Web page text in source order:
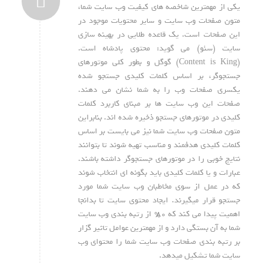
یکی از مهمترین شاخصه های کیفیت وب سایت شما،
متون صفحات وب سایت و سایر محتویات موجود در
این صفحات است. یک قاعده طلایی در بهینه سازی
سایت (سئو) می گوید: محتوی پادشاه است.
(Content is King) گوگل و بطور کلی موتورهای
جستجوگر، بر اساس کلمات کلیدی جستجو شده
یکسری صفحات وب را به شما نشان می دهند.
صفحات این وب سایت ها بر مبنای کاربرد کلمات
کلیدی در موتورهای جستجو ذخیره شده اند. بنابراین
متون صفحات وب سایت شما نیز می بایست بر اساس
کلمات کلیدی هدفمند و مناسب تهیه شوند تا بتوانند
نتایج خوبی را در موتورهای جستجوگر داشته باشند.
عبارات و یا کلمات کلیدی باید بگونه ای انتخاب شوند
که در عمل از سوی مخاطبان وب سایت شما مورد
جستجو قرار میگیرند. ایجاد محتوی سایت تا بدانجا
اهمیت پیدا می کند که ۸۰% از رتبه بندی وب سایت
شما به آن بستگی دارد و از مهمترین عوامل تاثیر گزار
بر رتبه بندی صفحات وب سایت شما را محتوای وب
سایت شما تشکیل میدهد.